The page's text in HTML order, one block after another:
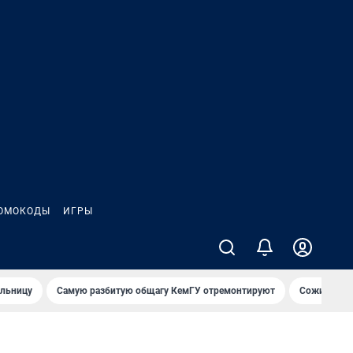
ИГРЫ
Самую разбитую общагу КемГУ отремонтируют